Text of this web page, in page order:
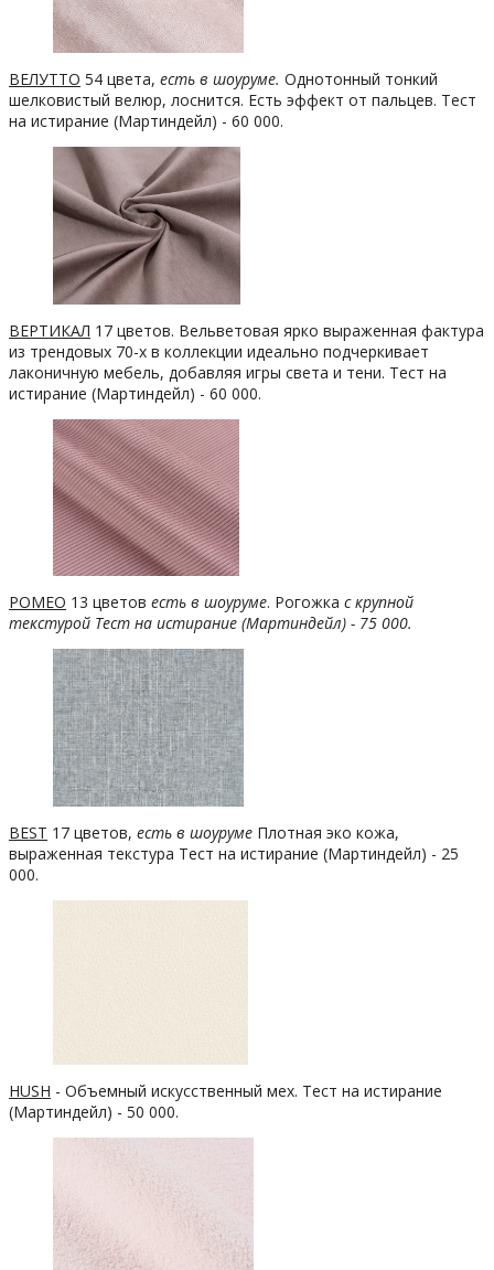
ВЕЛУТТО 54 цвета, есть в шоуруме. Однотонный тонкий
шелковистый велюр, лоснится. Есть эффект от пальцев. Тест
на истирание (Мартиндейл) - 60 000.
ВЕРТИКАЛ 17 цветов. Вельветовая ярко выраженная фактура
из трендовых 70-х в коллекции идеально подчеркивает
лаконичную мебель, добавляя игры света и тени. Тест на
истирание (Мартиндейл) - 60 000.
РОМЕО 13 цветов есть в шоуруме. Рогожка с крупной
текстурой Тест на истирание (Мартиндейл) - 75 000.
BEST 17 цветов, есть в шоуруме Плотная эко кожа,
выраженная текстура Тест на истирание (Мартиндейл) - 25
000.
HUSH - Объемный искусственный мех. Тест на истирание
(Мартиндейл) - 50 000.